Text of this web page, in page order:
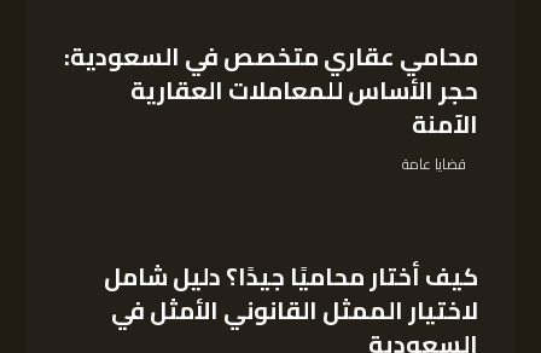
محامي عقاري متخصص في السعودية:
حجر الأساس للمعاملات العقارية
الآمنة
قضايا عامة
كيف أختار محاميًا جيدًا؟ دليل شامل
لاختيار الممثل القانوني الأمثل في
السعودية